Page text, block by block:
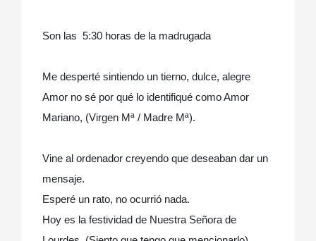
Son las 5:30 horas de la madrugada
Me desperté sintiendo un tierno, dulce, alegre
Amor no sé por qué lo identifiqué como Amor
Mariano, (Virgen Mª / Madre Mª).
Vine al ordenador creyendo que deseaban dar un
mensaje.
Esperé un rato, no ocurrió nada.
Hoy es la festividad de Nuestra Señora de